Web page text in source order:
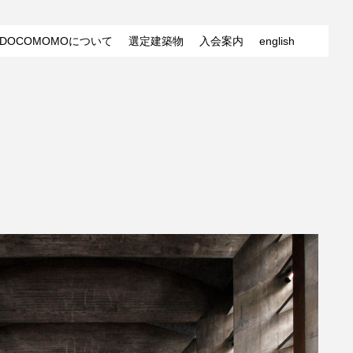
DOCOMOMOについて 選定建築物 入会案内 english